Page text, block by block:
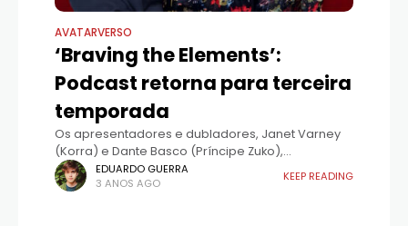
AVATARVERSO
‘Braving the Elements’:
Podcast retorna para terceira
temporada
Os apresentadores e dubladores, Janet Varney
(Korra) e Dante Basco (Príncipe Zuko),
compartilham a novidade durante o painel
"Water, Earth, Fire, Air: Continuing the Avatar
EDUARDO GUERRA
3 ANOS AGO
KEEP READING